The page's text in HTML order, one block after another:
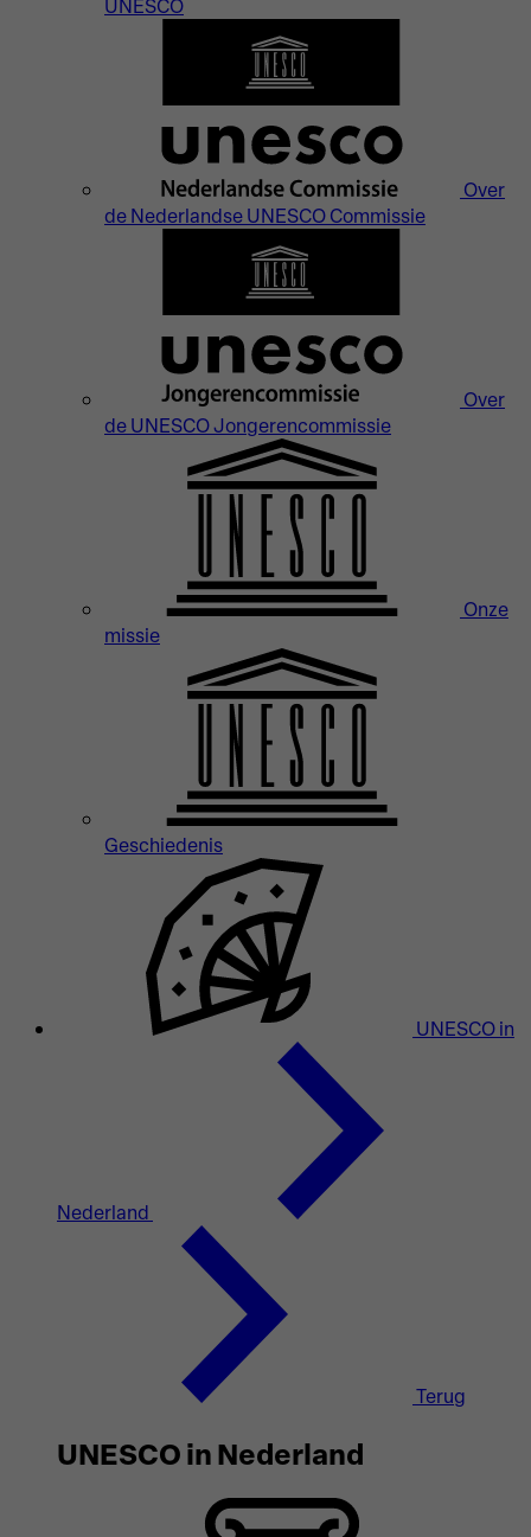
UNESCO
Over
de Nederlandse UNESCO Commissie
Over
de UNESCO Jongerencommissie
Onze
missie
Geschiedenis
UNESCO in
Nederland
Terug
UNESCO in Nederland